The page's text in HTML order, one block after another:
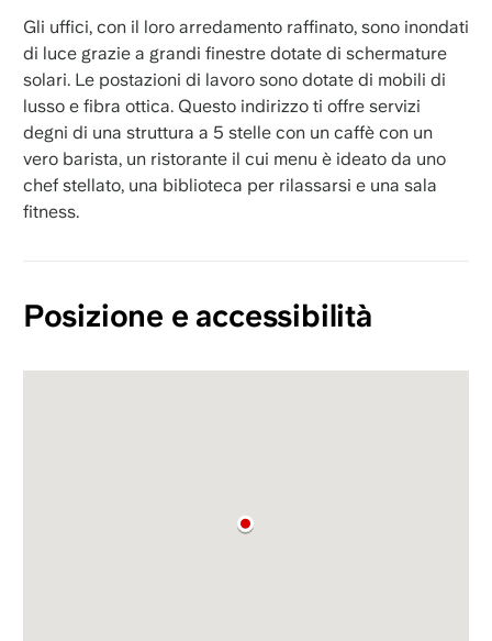
Gli uffici, con il loro arredamento raffinato, sono inondati
di luce grazie a grandi finestre dotate di schermature
solari. Le postazioni di lavoro sono dotate di mobili di
lusso e fibra ottica. Questo indirizzo ti offre servizi
degni di una struttura a 5 stelle con un caffè con un
vero barista, un ristorante il cui menu è ideato da uno
chef stellato, una biblioteca per rilassarsi e una sala
fitness.
Posizione e accessibilità